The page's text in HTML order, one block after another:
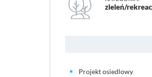
zieleń/
Projekt osiedlowy